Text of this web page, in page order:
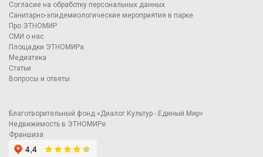
Согласие на обработку персональных данных
Санитарно-эпидемиологические мероприятия в парке
Про ЭТНОМИР
СМИ о нас
Площадки ЭТНОМИРа
Медиатека
Статьи
Вопросы и ответы
Благотворительный фонд «Диалог Культур - Единый Мир»
Недвижимость в ЭТНОМИРе
Франшиза